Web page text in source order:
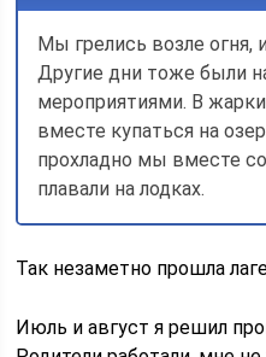
Мы грелись возле огня,
Другие дни тоже были
мероприятиями. В
вместе купаться на
прохладно мы вместе
плавали на лодках.
Так незаметно прошла
Июль и август я решил